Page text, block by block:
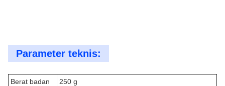
Parameter teknis:
Berat badan
250 g